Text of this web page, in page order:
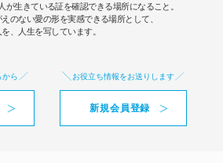
が生きている証を確認できる場所になること。
のない愛の形を実感できる場所として、
を、人生を写しています。
から お役立ち情報をお送りします
新規会員登録